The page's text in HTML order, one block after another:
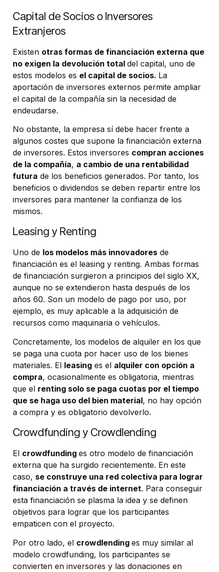
Capital de Socios o Inversores
Extranjeros
Existen otras formas de financiación externa que
no exigen la devolución total del capital, uno de
estos modelos es el capital de socios. La
aportación de inversores externos permite ampliar
el capital de la compañía sin la necesidad de
endeudarse.
No obstante, la empresa sí debe hacer frente a
algunos costes que supone la financiación externa
de inversores. Estos inversores compran acciones
de la compañía, a cambio de una rentabilidad
futura de los beneficios generados. Por tanto, los
beneficios o dividendos se deben repartir entre los
inversores para mantener la confianza de los
mismos.
Leasing y Renting
Uno de los modelos más innovadores de
financiación es el leasing y renting. Ambas formas
de financiación surgieron a principios del siglo XX,
aunque no se extendieron hasta después de los
años 60. Son un modelo de pago por uso, por
ejemplo, es muy aplicable a la adquisición de
recursos como maquinaria o vehículos.
Concretamente, los modelos de alquiler en los que
se paga una cuota por hacer uso de los bienes
materiales. El leasing es el alquiler con opción a
compra, ocasionalmente es obligatoria, mientras
que el renting solo se paga cuotas por el tiempo
que se haga uso del bien material, no hay opción
a compra y es obligatorio devolverlo.
Crowdfunding y Crowdlending
El crowdfunding es otro modelo de financiación
externa que ha surgido recientemente. En este
caso, se construye una red colectiva para lograr
financiación a través de internet. Para conseguir
esta financiación se plasma la idea y se definen
objetivos para lograr que los participantes
empaticen con el proyecto.
Por otro lado, el crowdlending es muy similar al
modelo crowdfunding, los participantes se
convierten en inversores y las donaciones en